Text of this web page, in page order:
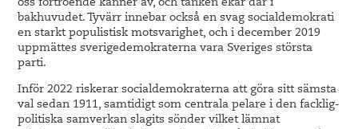
oss förtroende känner av, och tanken ekar där i
bakhuvudet. Tyvärr innebar också en svag socialdemokrati
en starkt populistisk motsvarighet, och i december 2019
uppmättes sverigedemokraterna vara Sveriges största
parti.
Inför 2022 riskerar socialdemokraterna att göra sitt sämsta
val sedan 1911, samtidigt som centrala pelare i den facklig-
politiska samverkan slagits sönder vilket lämnat